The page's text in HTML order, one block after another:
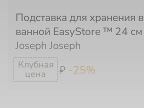
₽ -25%
Подставка для хранения в
ванной EasyStore ™ 24 см
Joseph Joseph